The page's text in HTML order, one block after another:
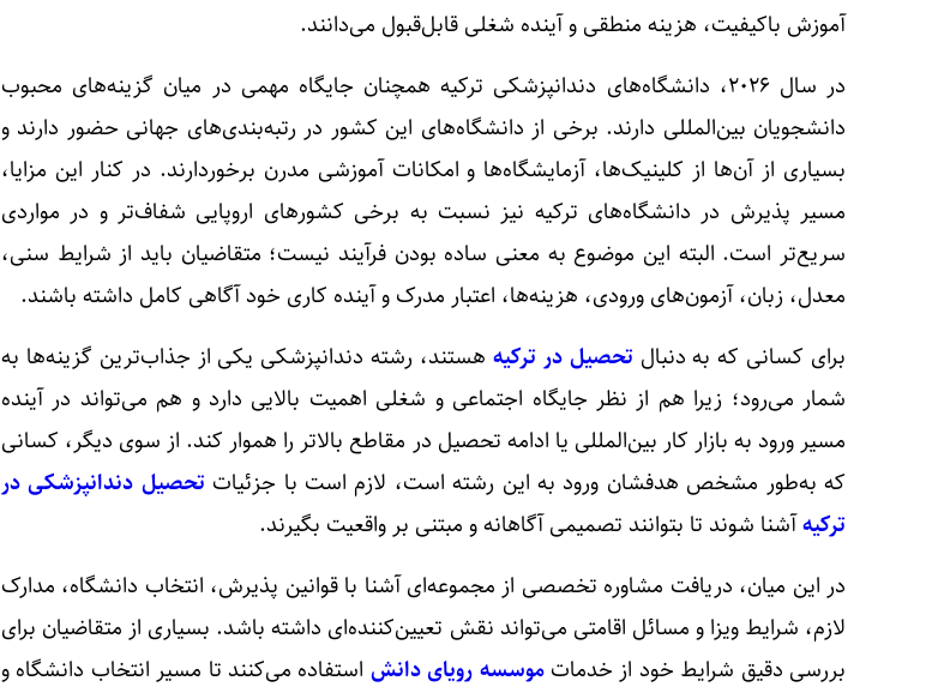
آموزش باکیفیت، هزینه منطقی و آینده شغلی قابل‌قبول می‌دانند.
در سال ۲۰۲۶، دانشگاه‌های دندانپزشکی ترکیه همچنان جایگاه مهمی در میان گزینه‌های محبوب
دانشجویان بین‌المللی دارند. برخی از دانشگاه‌های این کشور در رتبه‌بندی‌های جهانی حضور دارند و
بسیاری از آن‌ها از کلینیک‌ها، آزمایشگاه‌ها و امکانات آموزشی مدرن برخوردارند. در کنار این مزایا،
مسیر پذیرش در دانشگاه‌های ترکیه نیز نسبت به برخی کشورهای اروپایی شفاف‌تر و در مواردی
سریع‌تر است. البته این موضوع به معنی ساده بودن فرآیند نیست؛ متقاضیان باید از شرایط سنی،
معدل، زبان، آزمون‌های ورودی، هزینه‌ها، اعتبار مدرک و آینده کاری خود آگاهی کامل داشته باشند.
برای کسانی که به دنبال تحصیل در ترکیه هستند، رشته دندانپزشکی یکی از جذاب‌ترین گزینه‌ها به
شمار می‌رود؛ زیرا هم از نظر جایگاه اجتماعی و شغلی اهمیت بالایی دارد و هم می‌تواند در آینده
مسیر ورود به بازار کار بین‌المللی یا ادامه تحصیل در مقاطع بالاتر را هموار کند. از سوی دیگر، کسانی
که به‌طور مشخص هدفشان ورود به این رشته است، لازم است با جزئیات تحصیل دندانپزشکی در
ترکیهآشنا شوند تا بتوانند تصمیمی آگاهانه و مبتنی بر واقعیت بگیرند.
در این میان، دریافت مشاوره تخصصی از مجموعه‌ای آشنا با قوانین پذیرش، انتخاب دانشگاه، مدارک
لازم، شرایط ویزا و مسائل اقامتی می‌تواند نقش تعیین‌کننده‌ای داشته باشد. بسیاری از متقاضیان برای
بررسی دقیق شرایط خود از خدماتموسسه رویای دانش استفاده می‌کنند تا مسیر انتخاب دانشگاه و